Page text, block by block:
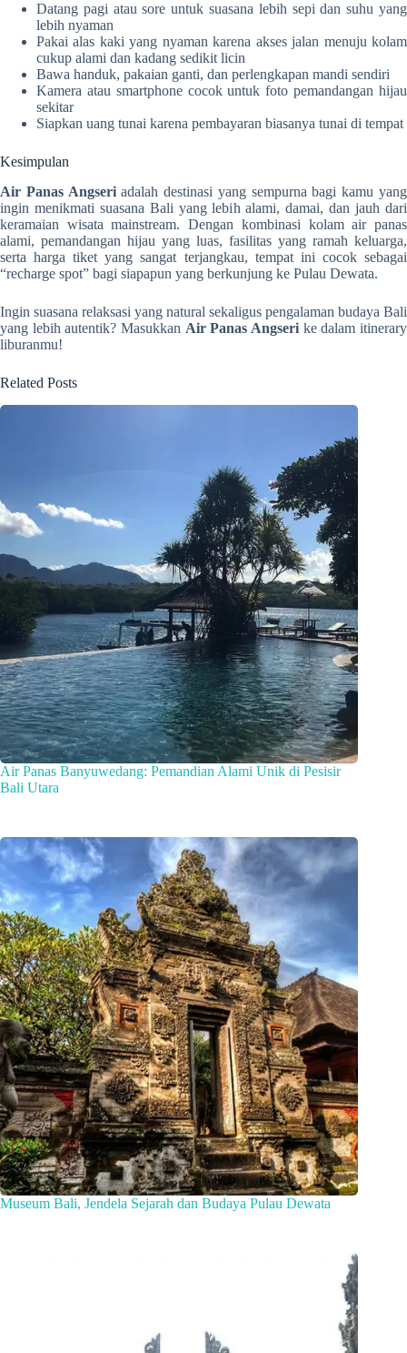
Datang pagi atau sore untuk suasana lebih sepi dan suhu yang
lebih nyaman
Pakai alas kaki yang nyaman karena akses jalan menuju kolam
cukup alami dan kadang sedikit licin
Bawa handuk, pakaian ganti, dan perlengkapan mandi sendiri
Kamera atau smartphone cocok untuk foto pemandangan hijau
sekitar
Siapkan uang tunai karena pembayaran biasanya tunai di tempat
Kesimpulan
Air Panas Angseriadalah destinasi yang sempurna bagi kamu yang
ingin menikmati suasana Bali yang lebih alami, damai, dan jauh dari
keramaian wisata mainstream. Dengan kombinasi kolam air panas
alami, pemandangan hijau yang luas, fasilitas yang ramah keluarga,
serta harga tiket yang sangat terjangkau, tempat ini cocok sebagai
“recharge spot” bagi siapapun yang berkunjung ke Pulau Dewata.
Ingin suasana relaksasi yang natural sekaligus pengalaman budaya Bali
yang lebih autentik? Masukkan Air Panas Angseri ke dalam itinerary
liburanmu!
Related Posts
Air Panas Banyuwedang: Pemandian Alami Unik di Pesisir
Bali Utara
Museum Bali, Jendela Sejarah dan Budaya Pulau Dewata